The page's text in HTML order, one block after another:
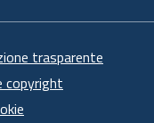
trasparente
copyright